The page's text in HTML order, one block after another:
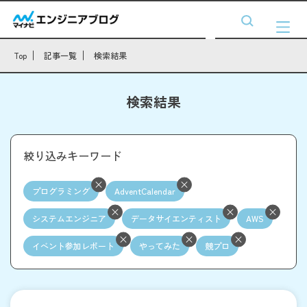
Top 記事一覧 検索結果
検索結果
絞り込みキーワード
プログラミング AdventCalendar
システムエンジニア データサイエンティスト AWS
イベント参加レポート やってみた 競プロ